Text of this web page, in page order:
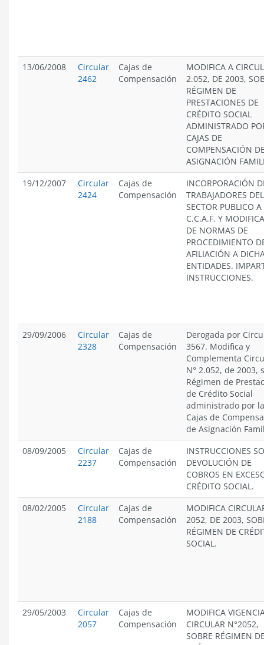
13/06/2008
Circular
2462
Cajas de
Compensación
MODIFICA A
2.052, DE 2003,
RÉGIMEN DE
PRESTACIONES DE
CRÉDITO SOCIAL
ADMINISTRADO
CAJAS DE
COMPENSACIÓN
ASIGNACIÓN
19/12/2007
Circular
2424
Cajas de
Compensación
INCORPORACIÓN
TRABAJADORES DEL
SECTOR PUBLICO A
C.C.A.F. Y
DE NORMAS DE
PROCEDIMIENTO
AFILIACIÓN A
ENTIDADES.
INSTRUCCIONES.
29/09/2006
Circular
2328
Cajas de
Compensación
Derogada por
3567. Modifica y
Complementa
N° 2.052, de 2003,
Régimen de
de Crédito Social
administrado por
Cajas de
de Asignación
08/09/2005
Circular
2237
Cajas de
Compensación
INSTRUCCIONES
DEVOLUCIÓN DE
COBROS EN
CRÉDITO SOCIAL.
08/02/2005
Circular
2188
Cajas de
Compensación
MODIFICA
2052, DE 2003,
RÉGIMEN DE
SOCIAL.
29/05/2003
Circular
2057
Cajas de
Compensación
MODIFICA
CIRCULAR N°2052,
SOBRE RÉGIMEN